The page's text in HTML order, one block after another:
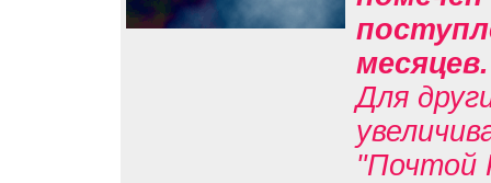
Для
"Почтой